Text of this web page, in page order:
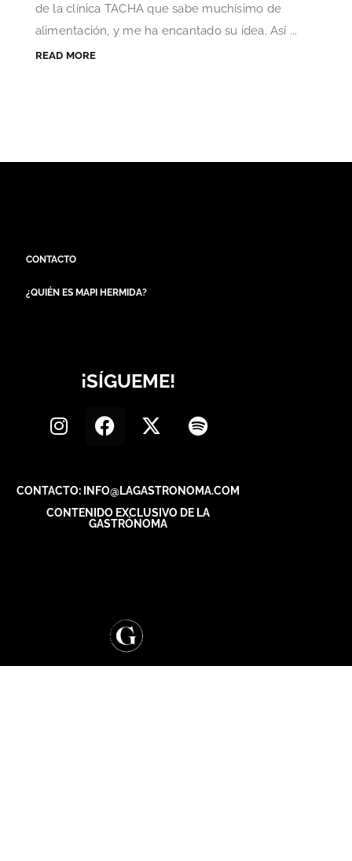
de la clínica TACHA que sabe muchísimo de
alimentación, y me ha encantado su idea. Así ...
READ MORE
CONTACTO
¿QUIÉN ES MAPI HERMIDA?
¡SÍGUEME!
CONTACTO: INFO@LAGASTRONOMA.COM
CONTENIDO EXCLUSIVO DE LA
GASTRÓNOMA